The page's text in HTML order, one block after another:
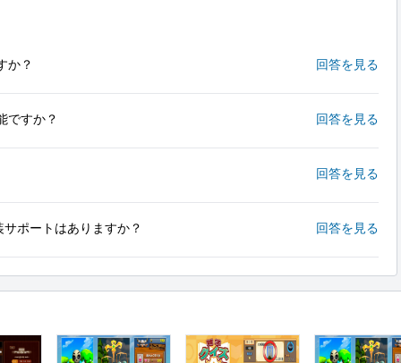
か？ 回答を見る
ですか？ 回答を見る
回答を見る
ポートはありますか？ 回答を見る